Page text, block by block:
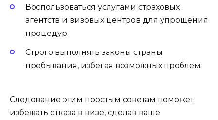
Воспользоваться услугами страховых
агентств и визовых центров для упрощения
процедур.
Строго выполнять законы страны
пребывания, избегая возможных проблем.
Следование этим простым советам поможет
избежать отказа в визе, сделав ваше